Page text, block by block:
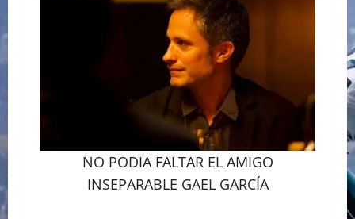
NO PODIA FALTAR EL AMIGO
INSEPARABLE GAEL GARCÍA